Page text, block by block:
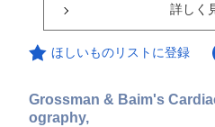
詳しく
ほしいものリストに登録
Grossman & Baim's
ography,